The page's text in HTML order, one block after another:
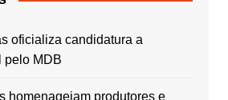
oficializa candidatura a
pelo MDB
homenageiam produtores e